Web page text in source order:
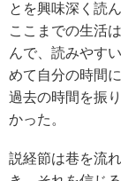
とを興味深く読ん
ここまでの生活
んで、読みやす
めて自分の時間
過去の時間を振
かった。
説経節は巷を流